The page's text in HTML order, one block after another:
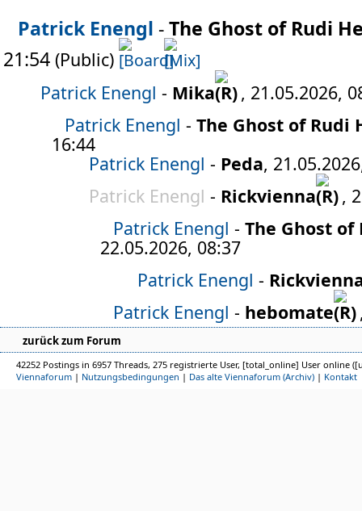
Patrick Enengl -The Ghost of Rudi
21:54 (Public)
Patrick Enengl - Mika
, 21.05.2026,
Patrick Enengl - The Ghost of Rudi
16:44
Patrick Enengl - Peda,
Patrick Enengl - Rickvienna
,
Patrick Enengl - The Ghost of
22.05.2026, 08:37
Patrick Enengl -
Patrick Enengl - hebomate
zurück zum Forum
42252 Postings in 6957 Threads, 275 registrierte User, [total_online] User online
Viennaforum | Nutzungsbedingungen | Das alte Viennaforum (Archiv) | Kontakt